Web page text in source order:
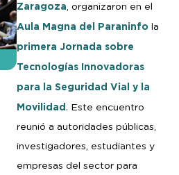
Zaragoza, organizaron en el
Aula Magna del Paraninfo la
primera Jornada sobre
Tecnologías Innovadoras
para la Seguridad Vial y la
Movilidad . Este encuentro
reunió a autoridades públicas,
investigadores, estudiantes y
empresas del sector para